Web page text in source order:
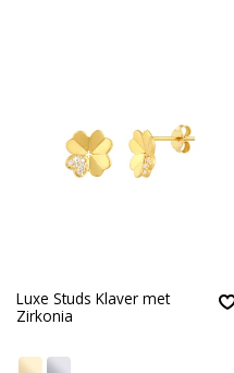
Luxe Studs Klaver met
Zirkonia